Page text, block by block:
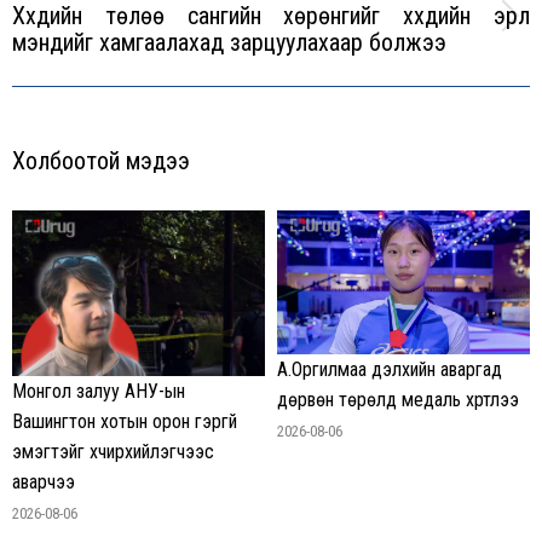
Next
post:
Хүүхдийн төлөө сангийн хөрөнгийг хүүхдийн эрүүл
мэндийг хамгаалахад зарцуулахаар болжээ
Холбоотой мэдээ
Монгол залуу АНУ-ын
Вашингтон хотын орон гэргүй
эмэгтэйг хүчирхийлэгчээс
аварчээ
2026-08-06
А.Оргилмаа дэлхийн аваргад
дөрвөн төрөлд медаль хүртлээ
2026-08-06